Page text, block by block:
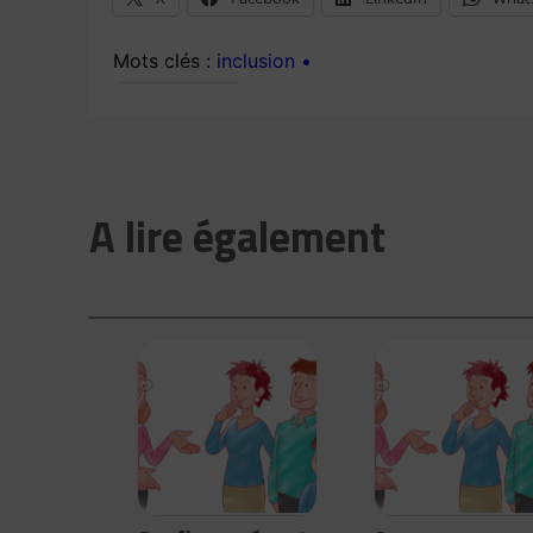
inclusion
A lire également